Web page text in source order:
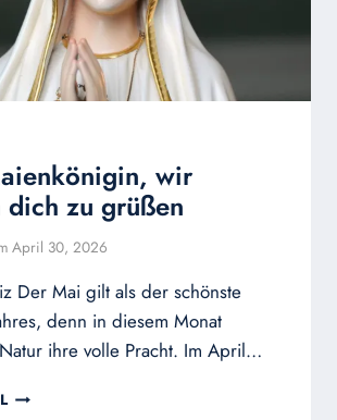
wir
dich zu grüßen
April 30, 2026
Der Mai gilt als der schönste
denn in diesem Monat
ihre volle Pracht. Im April…
MARIA